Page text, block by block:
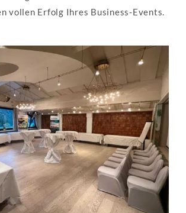
vollen Erfolg Ihres Business-Events.